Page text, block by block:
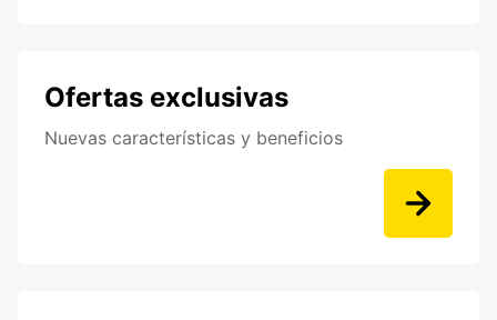
Ofertas exclusivas
Nuevas características y beneficios